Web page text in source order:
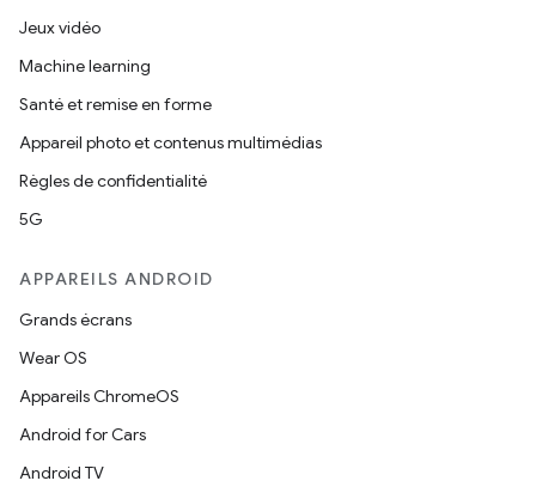
Jeux vidéo
Machine learning
Santé et remise en forme
Appareil photo et contenus multimédias
Règles de confidentialité
5G
APPAREILS ANDROID
Grands écrans
Wear OS
Appareils ChromeOS
Android for Cars
Android TV